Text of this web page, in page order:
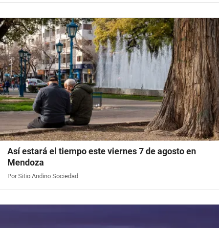
Así estará el tiempo este viernes 7 de agosto en
Mendoza
Por Sitio Andino Sociedad